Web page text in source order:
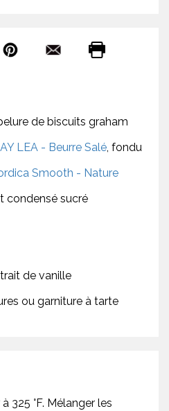
de biscuits graham
LEA - Beurre Salé, fondu
Smooth - Nature
condensé sucré
de vanille
ou garniture à tarte
325 °F. Mélanger les